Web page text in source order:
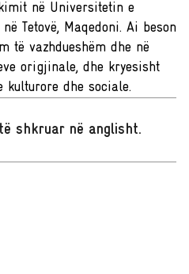
në Universitetin e
Tetovë, Maqedoni. Ai beson
të vazhdueshëm dhe në
origjinale, dhe kryesisht
kulturore dhe sociale.
shkruar në anglisht.